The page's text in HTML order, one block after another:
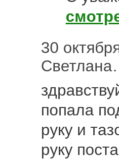
30
попала
руку и
руку